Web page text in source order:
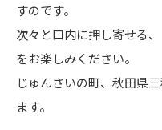
すのです。
次々と口内に押し寄せる
をお楽しみください。
じゅんさいの町、秋田県
ます。